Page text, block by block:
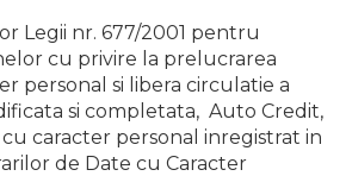
Legii nr. 677/2001 pentru
cu privire la prelucrarea
personal si libera circulatie a
si completata, Auto Credit,
caracter personal inregistrat in
de Date cu Caracter